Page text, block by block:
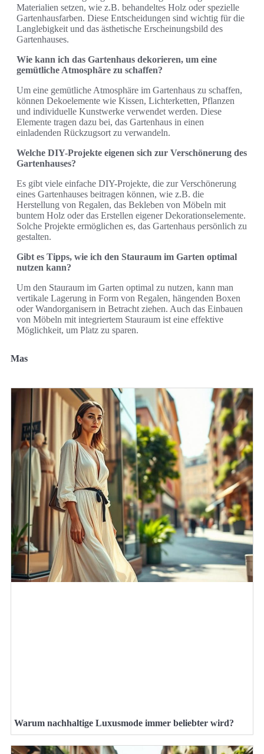
Materialien setzen, wie z.B. behandeltes Holz oder spezielle
Gartenhausfarben. Diese Entscheidungen sind wichtig für die
Langlebigkeit und das ästhetische Erscheinungsbild des
Gartenhauses.
Wie kann ich das Gartenhaus dekorieren, um eine
gemütliche Atmosphäre zu schaffen?
Um eine gemütliche Atmosphäre im Gartenhaus zu schaffen,
können Dekoelemente wie Kissen, Lichterketten, Pflanzen
und individuelle Kunstwerke verwendet werden. Diese
Elemente tragen dazu bei, das Gartenhaus in einen
einladenden Rückzugsort zu verwandeln.
Welche DIY-Projekte eigenen sich zur Verschönerung des
Gartenhauses?
Es gibt viele einfache DIY-Projekte, die zur Verschönerung
eines Gartenhauses beitragen können, wie z.B. die
Herstellung von Regalen, das Bekleben von Möbeln mit
buntem Holz oder das Erstellen eigener Dekorationselemente.
Solche Projekte ermöglichen es, das Gartenhaus persönlich zu
gestalten.
Gibt es Tipps, wie ich den Stauraum im Garten optimal
nutzen kann?
Um den Stauraum im Garten optimal zu nutzen, kann man
vertikale Lagerung in Form von Regalen, hängenden Boxen
oder Wandorganisern in Betracht ziehen. Auch das Einbauen
von Möbeln mit integriertem Stauraum ist eine effektive
Möglichkeit, um Platz zu sparen.
Mas
Warum nachhaltige Luxusmode immer beliebter wird?